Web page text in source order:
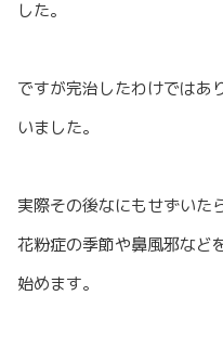
した。
ですが完治したわけではあ
いました。
実際その後なにもせずいた
花粉症の季節や鼻風邪など
始めます。